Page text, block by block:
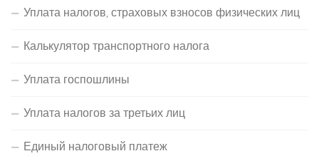
Уплата налогов, страховых взносов физических лиц
Калькулятор транспортного налога
Уплата госпошлины
Уплата налогов за третьих лиц
Единый налоговый платеж